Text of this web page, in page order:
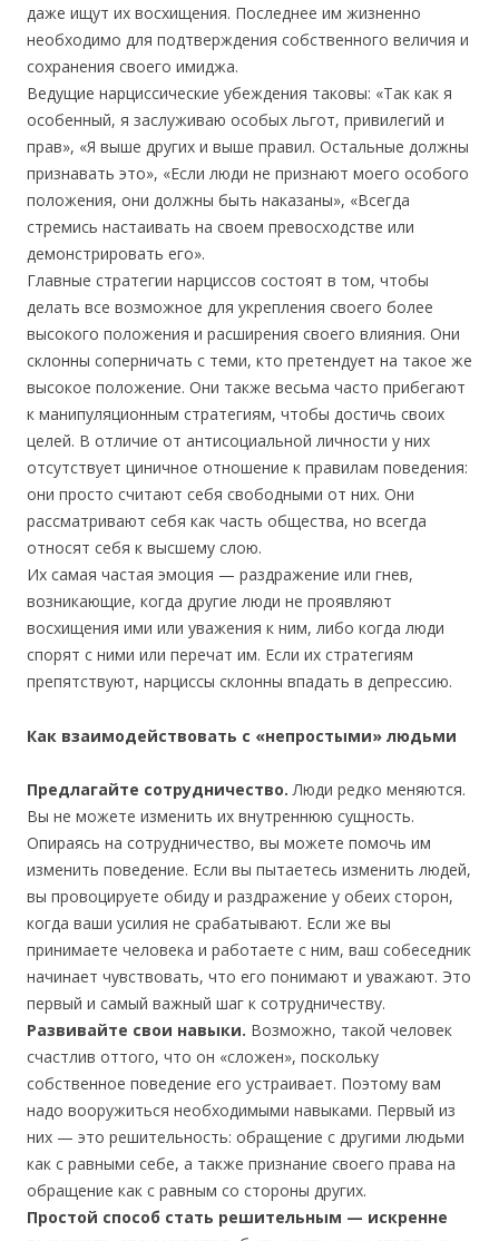
даже ищут их восхищения. Последнее им жизненно
необходимо для подтверждения собственного величия и
сохранения своего имиджа.
Ведущие нарциссические убеждения таковы: «Так как я
особенный, я заслуживаю особых льгот, привилегий и
прав», «Я выше других и выше правил. Остальные должны
признавать это», «Если люди не признают моего особого
положения, они должны быть наказаны», «Всегда
стремись настаивать на своем превосходстве или
демонстрировать его».
Главные стратегии нарциссов состоят в том, чтобы
делать все возможное для укрепления своего более
высокого положения и расширения своего влияния. Они
склонны соперничать с теми, кто претендует на такое же
высокое положение. Они также весьма часто прибегают
к манипуляционным стратегиям, чтобы достичь своих
целей. В отличие от антисоциальной личности у них
отсутствует циничное отношение к правилам поведения:
они просто считают себя свободными от них. Они
рассматривают себя как часть общества, но всегда
относят себя к высшему слою.
Их самая частая эмоция — раздражение или гнев,
возникающие, когда другие люди не проявляют
восхищения ими или уважения к ним, либо когда люди
спорят с ними или перечат им. Если их стратегиям
препятствуют, нарциссы склонны впадать в депрессию.
Как взаимодействовать с «непростыми» людьми
Предлагайте сотрудничество.Люди редко меняются.
Вы не можете изменить их внутреннюю сущность.
Опираясь на сотрудничество, вы можете помочь им
изменить поведение. Если вы пытаетесь изменить людей,
вы провоцируете обиду и раздражение у обеих сторон,
когда ваши усилия не срабатывают. Если же вы
принимаете человека и работаете с ним, ваш собеседник
начинает чувствовать, что его понимают и уважают. Это
первый и самый важный шаг к сотрудничеству.
Развивайте свои навыки. Возможно, такой человек
счастлив оттого, что он «сложен», поскольку
собственное поведение его устраивает. Поэтому вам
надо вооружиться необходимыми навыками. Первый из
них — это решительность: обращение с другими людьми
как с равными себе, а также признание своего права на
обращение как с равным со стороны других.
Простой способ стать решительным — искренне